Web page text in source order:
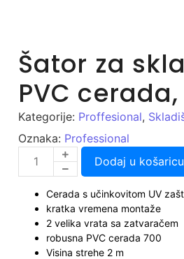
Šator za
PVC
Kategorije: Proffesional,
Oznaka: Professional
Dodaj u košaricu
Cerada s učinkovitom UV
kratka vremena montaže
2 velika vrata sa zatvaračem
robusna PVC cerada 700
Visina strehe 2 m